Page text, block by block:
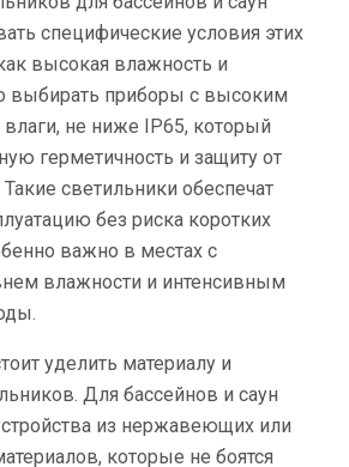
специфические условия этих
высокая влажность и
выбирать приборы с высоким
не ниже IP65, который
герметичность и защиту от
светильники обеспечат
без риска коротких
важно в местах с
влажности и интенсивным
уделить материалу и
Для бассейнов и саун
из нержавеющих или
которые не боятся